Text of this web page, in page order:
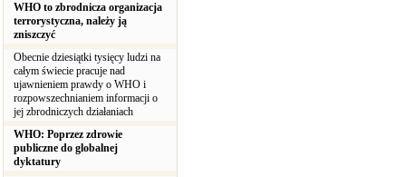
WHO to zbrodnicza organizacja
terrorystyczna, należy ją
zniszczyć
Obecnie dziesiątki tysięcy ludzi na
całym świecie pracuje nad
ujawnieniem prawdy o WHO i
rozpowszechnianiem informacji o
jej zbrodniczych działaniach
WHO: Poprzez zdrowie
publiczne do globalnej
dyktatury